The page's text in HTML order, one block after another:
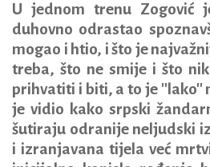
U jednom trenu Zogović
duhovno odrastao
mogao i htio, i što je
treba, što ne smije i što
prihvatiti i biti, a to je ''lako''
je vidio kako srpski
šutiraju odranije neljudski
i izranjavana tijela već